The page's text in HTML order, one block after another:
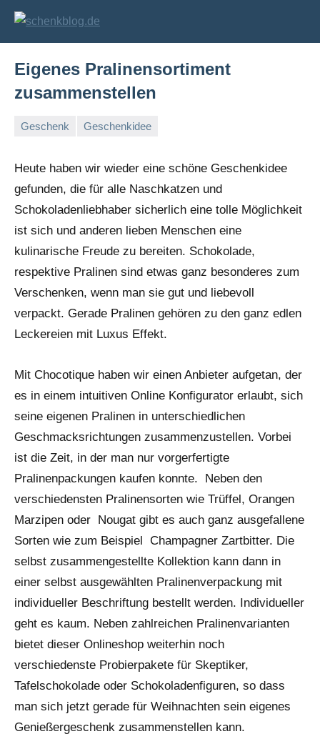
Zum
Inhalt
und
Geschenkideen
Eigenes Pralinensortiment
zusammenstellen
Geschenk Geschenkidee
2011
Heute haben wir wieder eine schöne Geschenkidee
gefunden, die für alle Naschkatzen und
Schokoladenliebhaber sicherlich eine tolle Möglichkeit
ist sich und anderen lieben Menschen eine
kulinarische Freude zu bereiten. Schokolade,
respektive Pralinen sind etwas ganz besonderes zum
Verschenken, wenn man sie gut und liebevoll
verpackt. Gerade Pralinen gehören zu den ganz edlen
Leckereien mit Luxus Effekt.
Mit Chocotique haben wir einen Anbieter aufgetan, der
es in einem intuitiven Online Konfigurator erlaubt, sich
seine eigenen Pralinen in unterschiedlichen
Geschmacksrichtungen zusammenzustellen. Vorbei
ist die Zeit, in der man nur vorgerfertigte
Pralinenpackungen kaufen konnte. Neben den
verschiedensten Pralinensorten wie Trüffel, Orangen
Marzipen oder Nougat gibt es auch ganz ausgefallene
Sorten wie zum Beispiel Champagner Zartbitter. Die
selbst zusammengestellte Kollektion kann dann in
einer selbst ausgewählten Pralinenverpackung mit
individueller Beschriftung bestellt werden. Individueller
geht es kaum. Neben zahlreichen Pralinenvarianten
bietet dieser Onlineshop weiterhin noch
verschiedenste Probierpakete für Skeptiker,
Tafelschokolade oder Schokoladenfiguren, so dass
man sich jetzt gerade für Weihnachten sein eigenes
Genießergeschenk zusammenstellen kann.